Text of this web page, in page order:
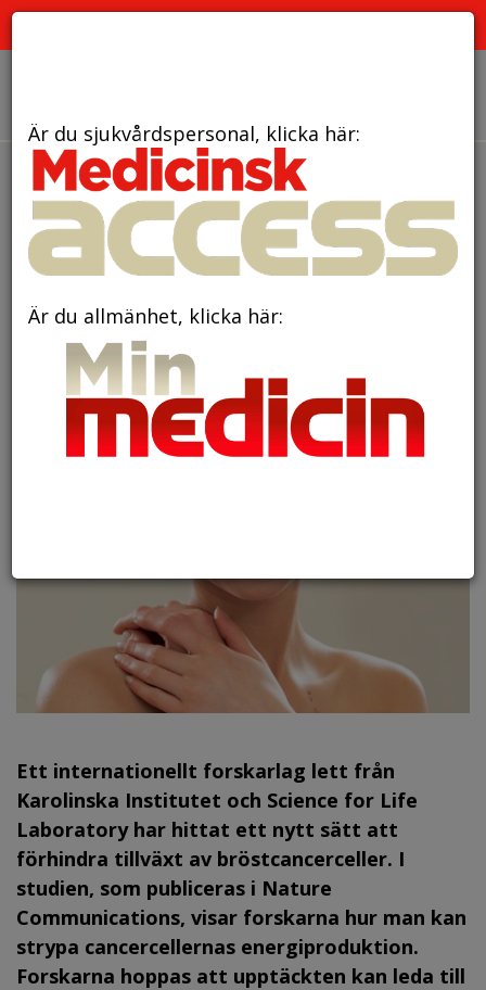
den 17 januari 2018
Nytt sätt att stoppa
tillväxt av bröstcancerceller
Ett internationellt forskarlag lett från
Karolinska Institutet och Science for Life
Laboratory har hittat ett nytt sätt att
förhindra tillväxt av bröstcancerceller. I
studien, som publiceras i Nature
Communications, visar forskarna hur man kan
strypa cancercellernas energiproduktion.
Forskarna hoppas att upptäckten kan leda till
Är du sjukvårdspersonal, klicka här:
Är du allmänhet, klicka här: